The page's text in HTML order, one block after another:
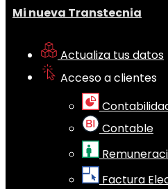
Mi nueva Transtecnia
Actualiza tus datos
Acceso a clientes
Contable
Factura